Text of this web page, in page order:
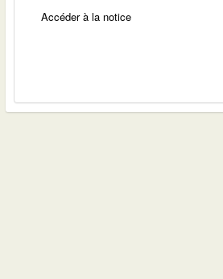
Accéder à la notice